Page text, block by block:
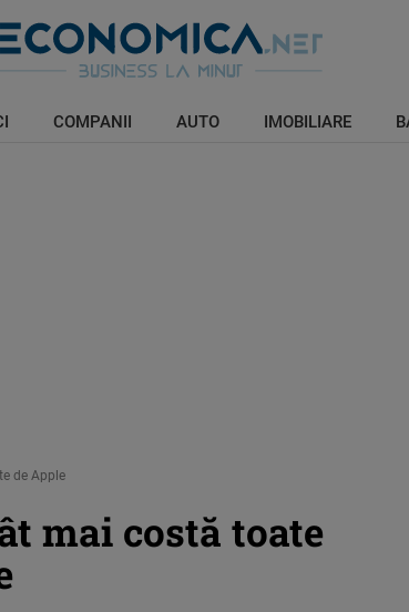
COMPANII AUTO IMOBILIARE
de Apple
mai costă toate